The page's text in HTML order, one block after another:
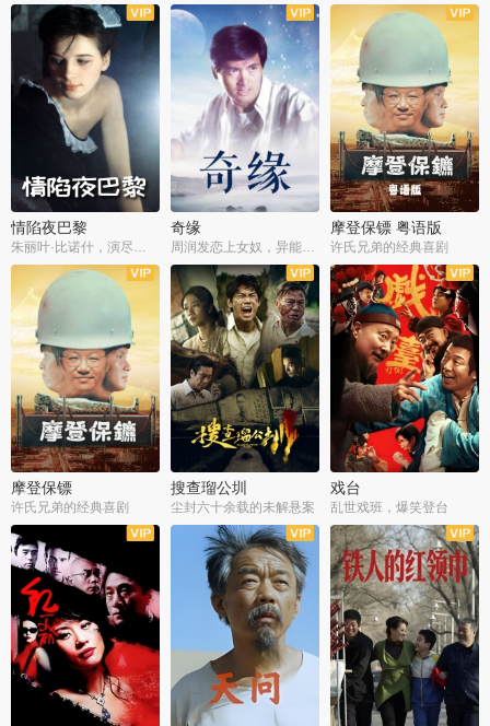
情陷夜巴黎
朱丽叶·比诺什，演尽失爱之痛
奇缘
周润发恋上女奴，异能护体战邪派
摩登保镖 粤语版
许氏兄弟的经典喜剧
摩登保镖
许氏兄弟的经典喜剧
搜查瑠公圳
尘封六十余载的未解悬案
戏台
乱世戏班，爆笑登台